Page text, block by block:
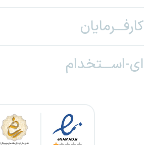
کارفـــرمایان
ای-اســـتخدام